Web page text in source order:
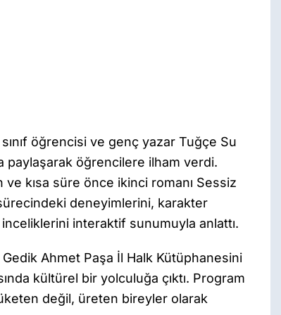
öğrencisi ve genç yazar Tuğçe Su
paylaşarak öğrencilere ilham verdi.
ve kısa süre önce ikinci romanı Sessiz
deneyimlerini, karakter
interaktif sunumuyla anlattı.
Gedik Ahmet Paşa İl Halk Kütüphanesini
kültürel bir yolculuğa çıktı. Program
değil, üreten bireyler olarak